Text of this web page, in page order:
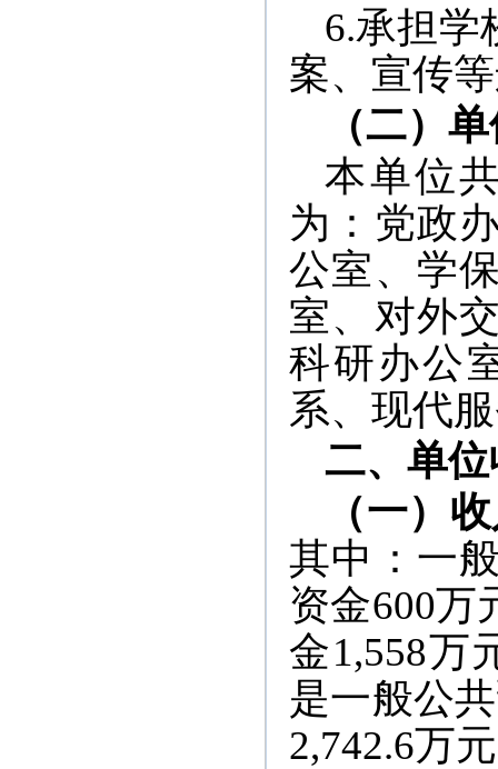
6.承担学
案、宣传
（二）
本单位
为：党政
公室、学
室、对外
科研办公
系、现代
二、单
（一）
其中：一
资金600万
金1,558万
是一般公
2,742.6万